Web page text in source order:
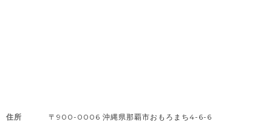
住所 〒900-0006 沖縄県那覇市おもろまち4-6-6